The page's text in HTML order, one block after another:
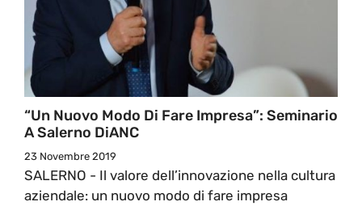
“Un Nuovo Modo Di Fare Impresa”: Seminario
A Salerno DiANC
23 Novembre 2019
SALERNO - Il valore dell’innovazione nella cultura
aziendale: un nuovo modo di fare impresa